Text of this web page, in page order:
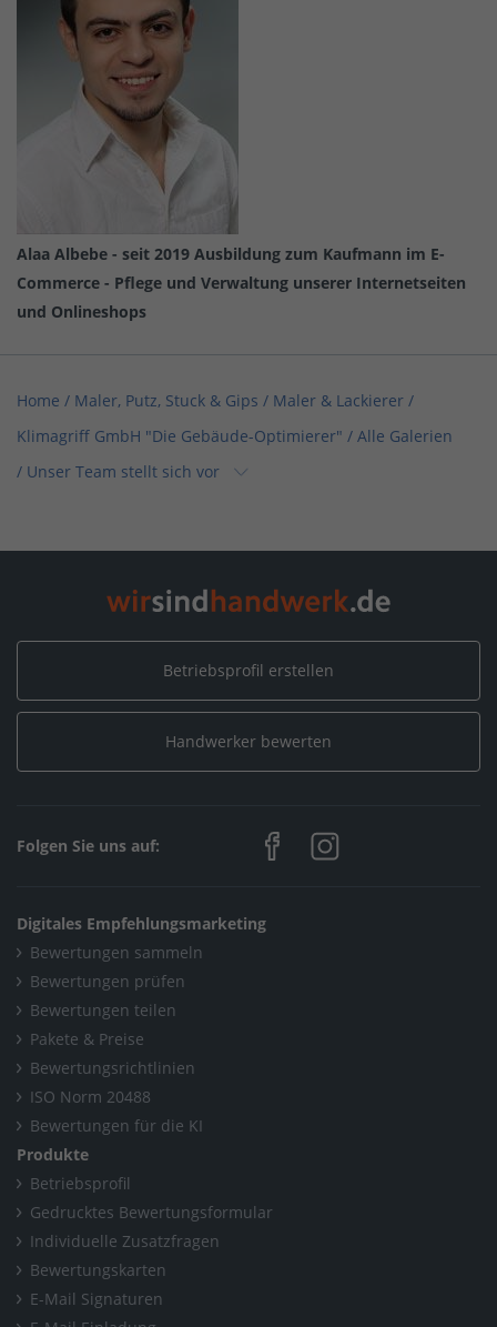
Alaa Albebe - seit 2019 Ausbildung zum Kaufmann im E-
Commerce - Pflege und Verwaltung unserer Internetseiten
und Onlineshops
Home / Maler, Putz, Stuck & Gips / Maler & Lackierer /
Klimagriff GmbH "Die Gebäude-Optimierer" / Alle Galerien
/ Unser Team stellt sich vor
Klimagriff GmbH "Die Gebäude-Optimierer" / Alle Galerien /
Unser Team stellt sich vor
Klimagriff GmbH "Die Gebäude-Optimierer"
Unser Team stellt sich vor
Betriebsprofil erstellen
Handwerker bewerten
Folgen Sie uns auf:
Digitales Empfehlungsmarketing
Bewertungen sammeln
Bewertungen prüfen
Bewertungen teilen
Pakete & Preise
Bewertungsrichtlinien
ISO Norm 20488
Bewertungen für die KI
Produkte
Betriebsprofil
Gedrucktes Bewertungsformular
Individuelle Zusatzfragen
Bewertungskarten
E-Mail Signaturen